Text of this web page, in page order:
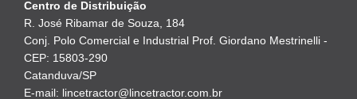
Centro de Distribuição
R. José Ribamar de Souza, 184
Conj. Polo Comercial e Industrial Prof. Giordano Mestrinelli -
CEP: 15803-290
Catanduva/SP
E-mail: lincetractor@lincetractor.com.br